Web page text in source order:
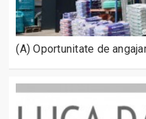
(A) Oportunitate de